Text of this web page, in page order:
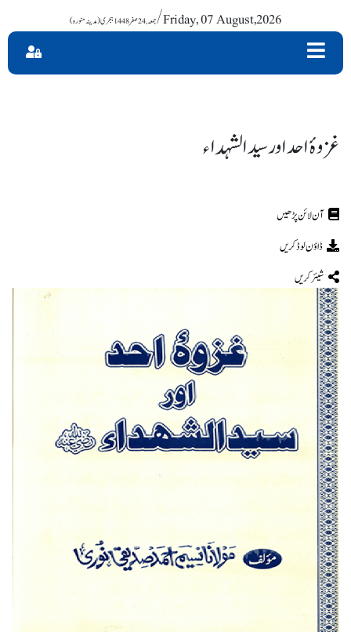
جمعہ , 24 صفر 1448 ہجری (مدینہ منورہ)/ Friday, 07 August,2026
غزوۂ احد اور سید الشہداء
ڈاؤن لوڈ کریں
شیئر کریں